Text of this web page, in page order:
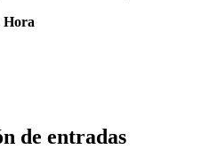
Hora
de entradas